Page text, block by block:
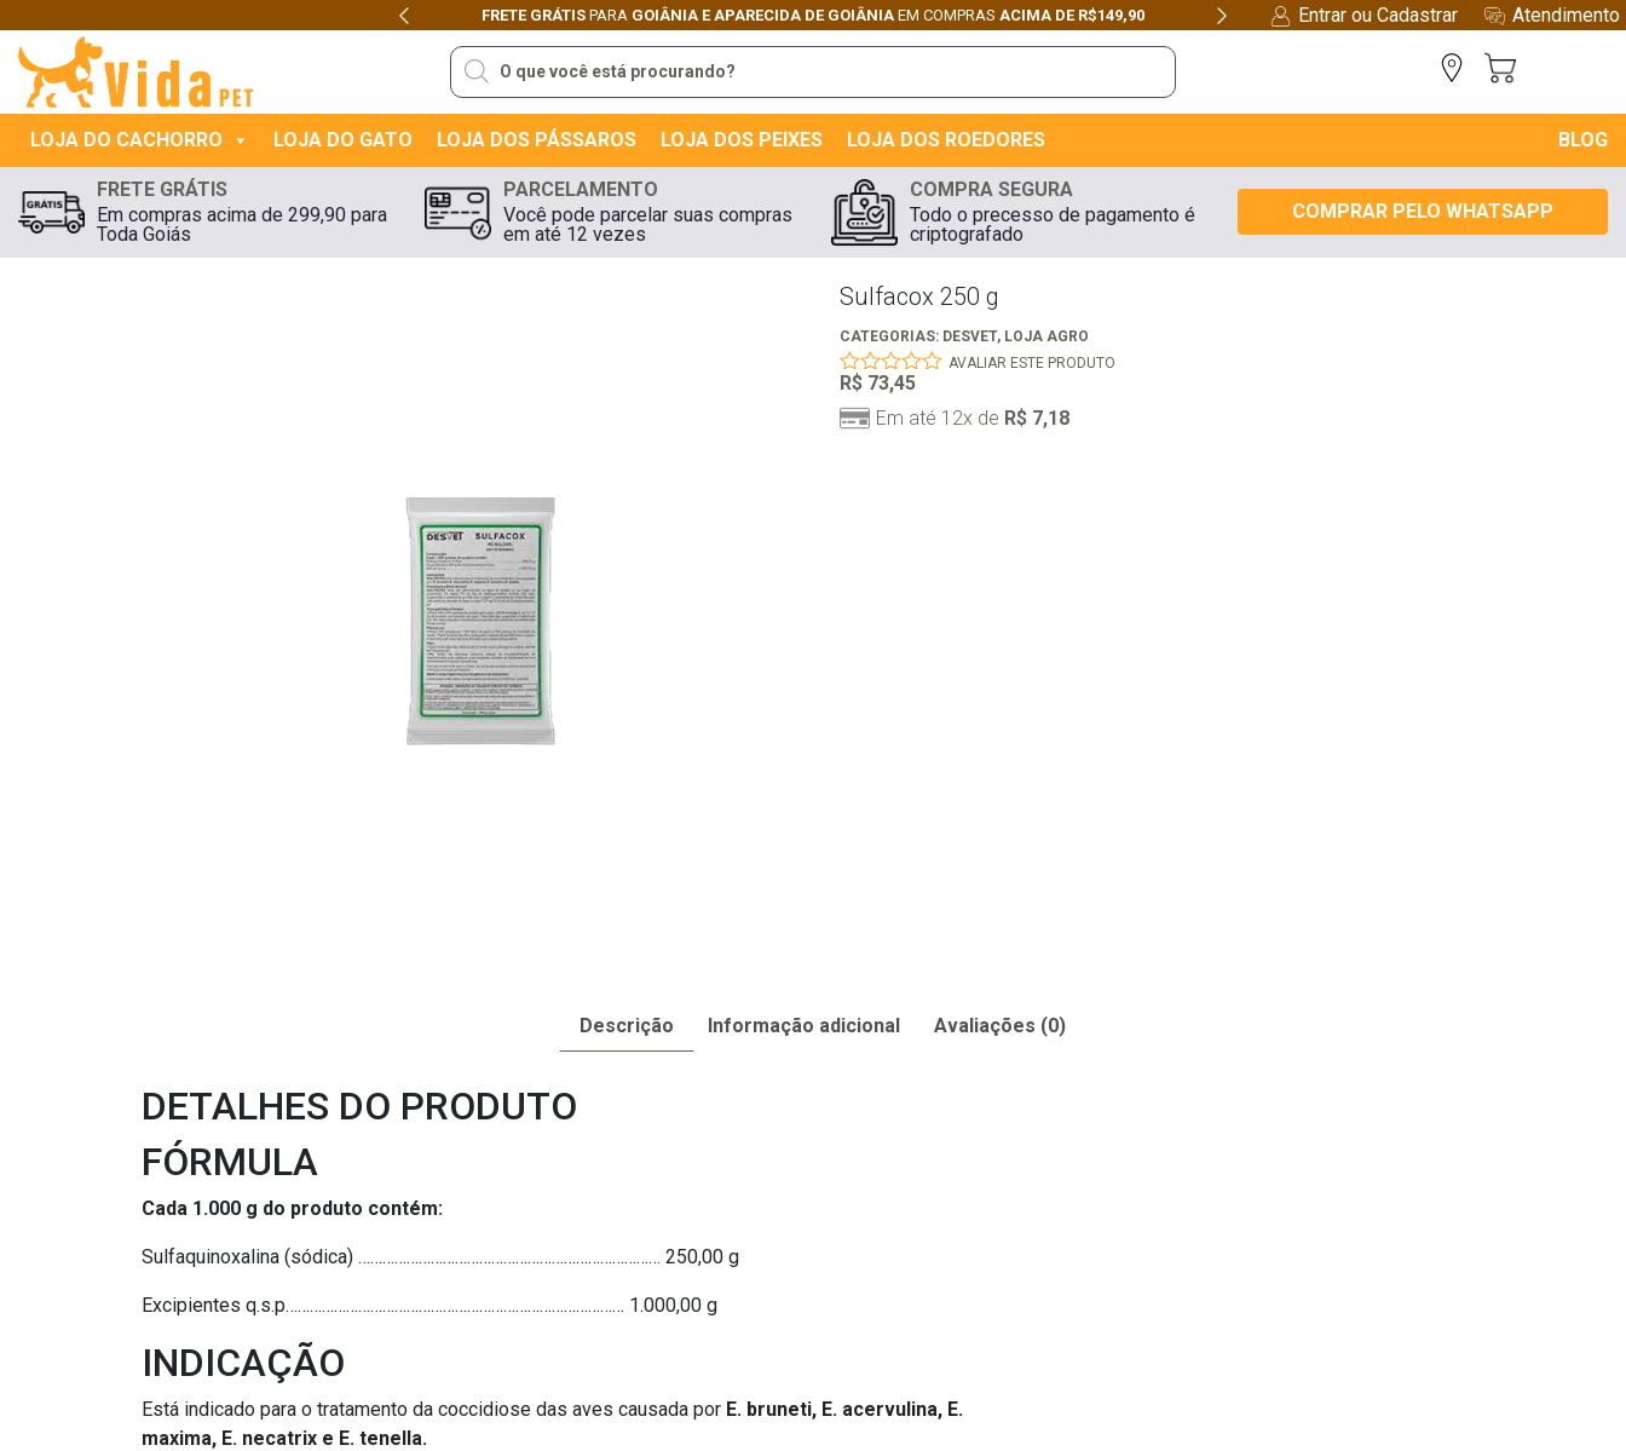
EM COMPRAS ACIMA DE R$149,90
Previous Next
Entrar ou Cadastrar
Atendimento
Pesquisar
produtos
LOJA DO CACHORRO LOJA DO GATO LOJA DOS PÁSSAROS LOJA DOS PEIXES LOJA DOS ROEDORES BLOG
FRETE GRÁTIS
Em compras acima de 299,90 para
Toda Goiás
PARCELAMENTO
Você pode parcelar suas compras
em até 12 vezes
COMPRA SEGURA
Todo o precesso de pagamento é
criptografado
COMPRAR PELO WHATSAPP
Sulfacox 250 g
CATEGORIAS: DESVET, LOJA AGRO
0
out
of
AVALIAR ESTE PRODUTO
R$ 73,45
Em até 12x de R$ 7,18
Descrição Informação adicional Avaliações (0)
DETALHES DO PRODUTO
FÓRMULA
Cada 1.000 g do produto contém:
Sulfaquinoxalina (sódica) ………………………………………………………………… 250,00 g
Excipientes q.s.p………………………………………………………………………… 1.000,00 g
INDICAÇÃO
Está indicado para o tratamento da coccidiose das aves causada por E. bruneti, E. acervulina, E.
maxima, E. necatrix e E. tenella.